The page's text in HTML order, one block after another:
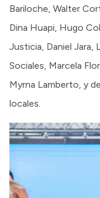
Bariloche, Walter
Dina Huapi, Hugo
Justicia, Daniel Jara,
Sociales, Marcela
Myrna Lamberto, y
locales.